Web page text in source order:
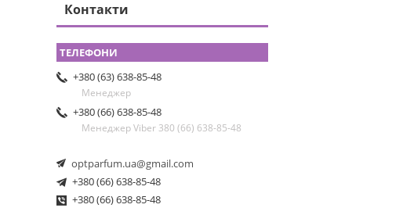
Контакти
+380 (63) 638-85-48
Менеджер
+380 (66) 638-85-48
Менеджер Viber 380 (66) 638-85-48
optparfum.ua@gmail.com
+380 (66) 638-85-48
+380 (66) 638-85-48